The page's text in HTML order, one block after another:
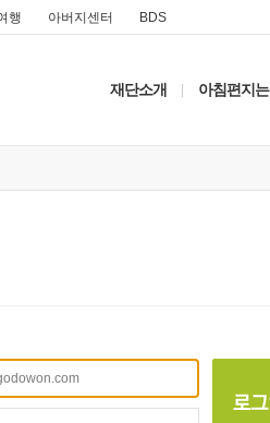
행 아버지센터 BDS
재단소개 아침편지는